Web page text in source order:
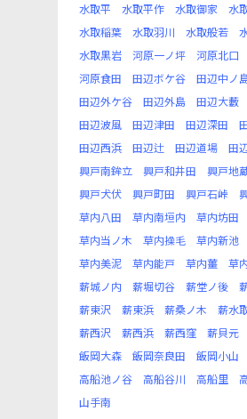
水取平
水取平作 水取御家 水
水取稲葉
水取羽川 水取般若
水取黒岩
河原一ノ坪 河原北口
河原食田
田辺ボケ谷 田辺中ノ
田辺外ケ谷
田辺外島 田辺大藪
田辺波風
田辺津田 田辺深田
田辺西浜
田辺辻 田辺道場 田
興戸南鉾立
興戸和井田 興戸地
興戸犬伏
興戸町田 興戸石峠
草内八田
草内南垣内 草内坊田
草内当ノ木
草内操毛 草内新池
草内美泥
草内能戸 草内薑 草
薪城ノ内
薪堀切谷 薪堂ノ後
薪東沢
薪東浜 薪桑ノ木 薪水
薪西沢
薪西浜 薪西窪 薪貝元
飯岡大森
飯岡奈良田 飯岡小山
高船池ノ谷
高船谷川 高船里
山手南